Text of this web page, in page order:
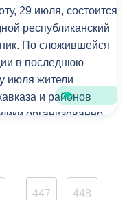
Валерий
29 июля, состоится
республиканский
По сложившейся
в последнюю
июля жители
и районов
организованно
447 448